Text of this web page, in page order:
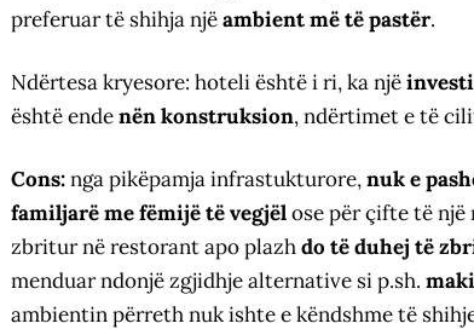
preferuar të shihja njëambient më të pastër.
Ndërtesa kryesore: hoteli është i ri, ka një
është endenën konstruksion, ndërtimet e të
Cons:nga pikëpamja infrastukturore,nuk e
familjarë me fëmijë të vegjëlose për çifte të një
zbritur në restorant apo plazhdo të duhej të
menduar ndonjë zgjidhje alternative si p.sh.
ambientin përreth nuk ishte e këndshme të